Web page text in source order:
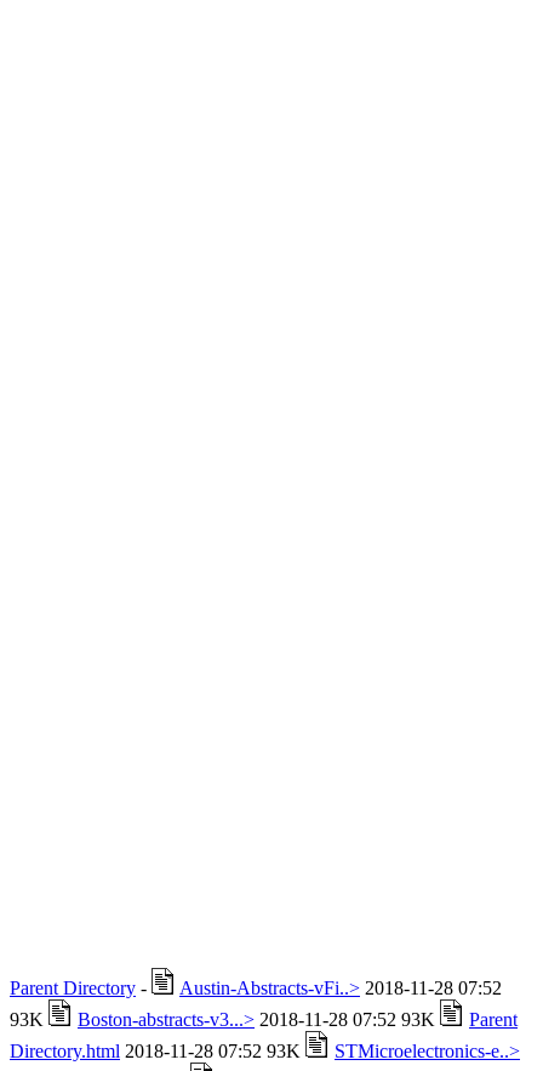
Parent Directory - Austin-Abstracts-vFi..> 2018-11-28 07:52
93K
Boston-abstracts-v3...> 2018-11-28 07:52 93K
Parent
Directory.html 2018-11-28 07:52 93K
STMicroelectronics-e..>